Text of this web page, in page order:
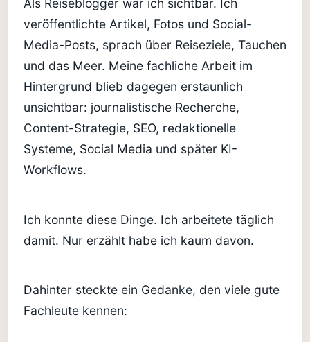
Als Reiseblogger war ich sichtbar. Ich
veröffentlichte Artikel, Fotos und Social-
Media-Posts, sprach über Reiseziele, Tauchen
und das Meer. Meine fachliche Arbeit im
Hintergrund blieb dagegen erstaunlich
unsichtbar: journalistische Recherche,
Content-Strategie, SEO, redaktionelle
Systeme, Social Media und später KI-
Workflows.
Ich konnte diese Dinge. Ich arbeitete täglich
damit. Nur erzählt habe ich kaum davon.
Dahinter steckte ein Gedanke, den viele gute
Fachleute kennen: